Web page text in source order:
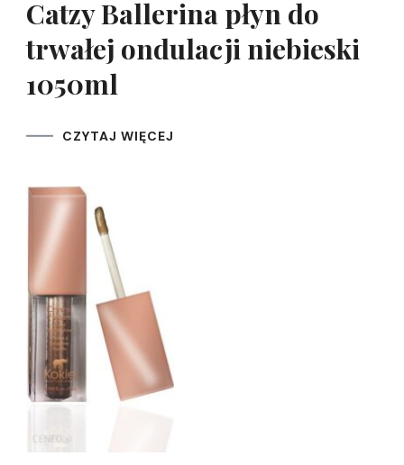
Catzy Ballerina płyn do
trwałej ondulacji niebieski
1050ml
CZYTAJ WIĘCEJ